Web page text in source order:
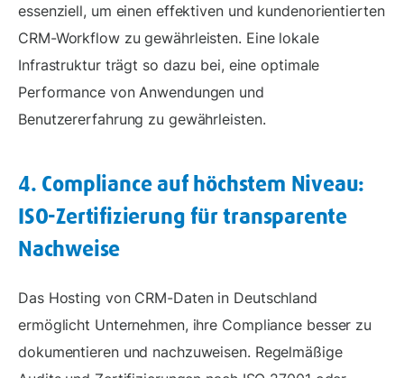
essenziell, um einen effektiven und kundenorientierten
CRM-Workflow zu gewährleisten. Eine lokale
Infrastruktur trägt so dazu bei, eine optimale
Performance von Anwendungen und
Benutzererfahrung zu gewährleisten.
4. Compliance auf höchstem Niveau:
ISO-Zertifizierung für transparente
Nachweise
Das Hosting von CRM-Daten in Deutschland
ermöglicht Unternehmen, ihre Compliance besser zu
dokumentieren und nachzuweisen. Regelmäßige